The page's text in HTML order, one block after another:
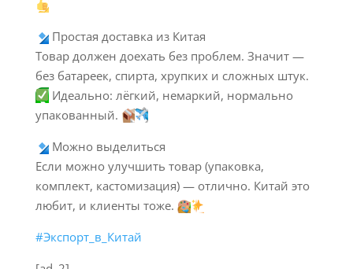
Простая доставка из Китая
Товар должен доехать без проблем. Значит —
без батареек, спирта, хрупких и сложных штук.
Идеально: лёгкий, немаркий, нормально
упакованный.
Можно выделиться
Если можно улучшить товар (упаковка,
комплект, кастомизация) — отлично. Китай это
любит, и клиенты тоже.
#Экспорт_в_Китай